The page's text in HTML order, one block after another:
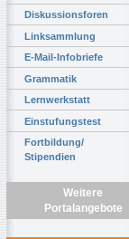
Diskussionsforen
Linksammlung
E-Mail-Infobriefe
Grammatik
Lernwerkstatt
Einstufungstest
Fortbildung/
Stipendien
Weitere
Portalangebote